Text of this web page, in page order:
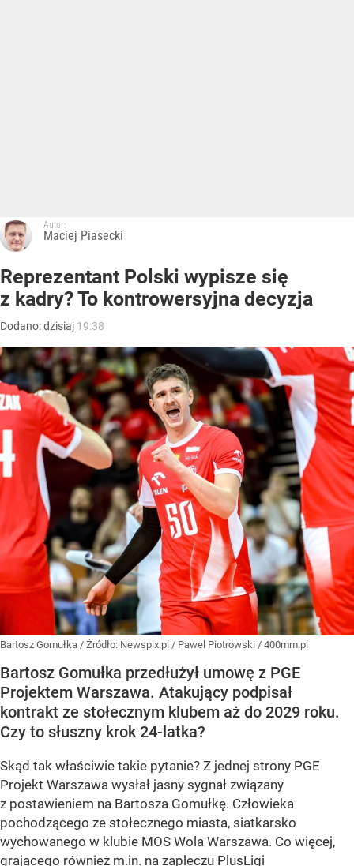
Autor:
Maciej Piasecki
Reprezentant Polski wypisze się
z kadry? To kontrowersyjna decyzja
Dodano:dzisiaj 19:38
Bartosz Gomułka / Źródło: Newspix.pl / Pawel Piotrowski / 400mm.pl
Bartosz Gomułka przedłużył umowę z PGE
Projektem Warszawa. Atakujący podpisał
kontrakt ze stołecznym klubem aż do 2029 roku.
Czy to słuszny krok 24-latka?
Skąd tak właściwie takie pytanie? Z jednej strony PGE
Projekt Warszawa wysłał jasny sygnał związany
z postawieniem na Bartosza Gomułkę. Człowieka
pochodzącego ze stołecznego miasta, siatkarsko
wychowanego w klubie MOS Wola Warszawa. Co więcej,
grającego również m.in. na zapleczu PlusLigi